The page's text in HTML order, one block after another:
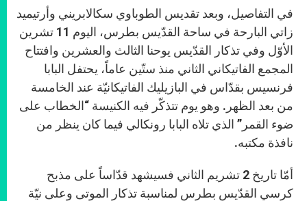
في التفاصيل، وبعد تقديس الطوباوي سكالابريني وأرتيميد
زاتي البارحة في ساحة القدّيس بطرس، اليوم 11 تشرين
الأوّل وفي تذكار القدّيس يوحنا الثالث والعشرين وافتتاح
المجمع الفاتيكاني الثاني منذ ستّين عاماً، يحتفل البابا
فرنسيس بقدّاس في البازيليك الفاتيكانيّة عند الخامسة
من بعد الظهر. وهو يوم تتذكّر فيه الكنيسة “الخطاب على
ضوء القمر” الذي تلاه البابا رونكالي فيما كان ينظر من
نافذة مكتبه.
أمّا تاريخ 2 تشريم الثاني فسيشهد قدّاساً على مذبح
كرسي القدّيس بطرس لمناسبة تذكار الموتى وعلى نيّة